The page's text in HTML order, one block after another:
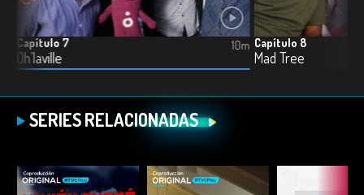
Capítulo 7
Oh’laville
10m Capítulo 8
Mad Tree
SERIES RELACIONADAS